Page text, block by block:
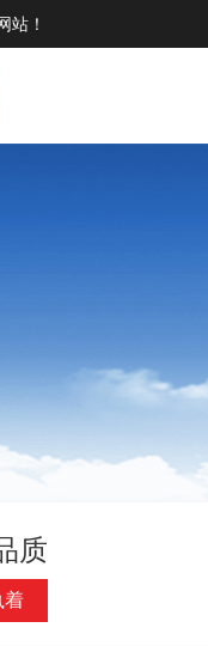
站！
质
着